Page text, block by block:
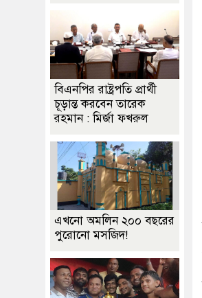
বিএনপির রাষ্ট্রপতি প্রার্থী
চূড়ান্ত করবেন তারেক
রহমান : মির্জা ফখরুল
এখনো অমলিন ২০০ বছরের
পুরোনো মসজিদ!